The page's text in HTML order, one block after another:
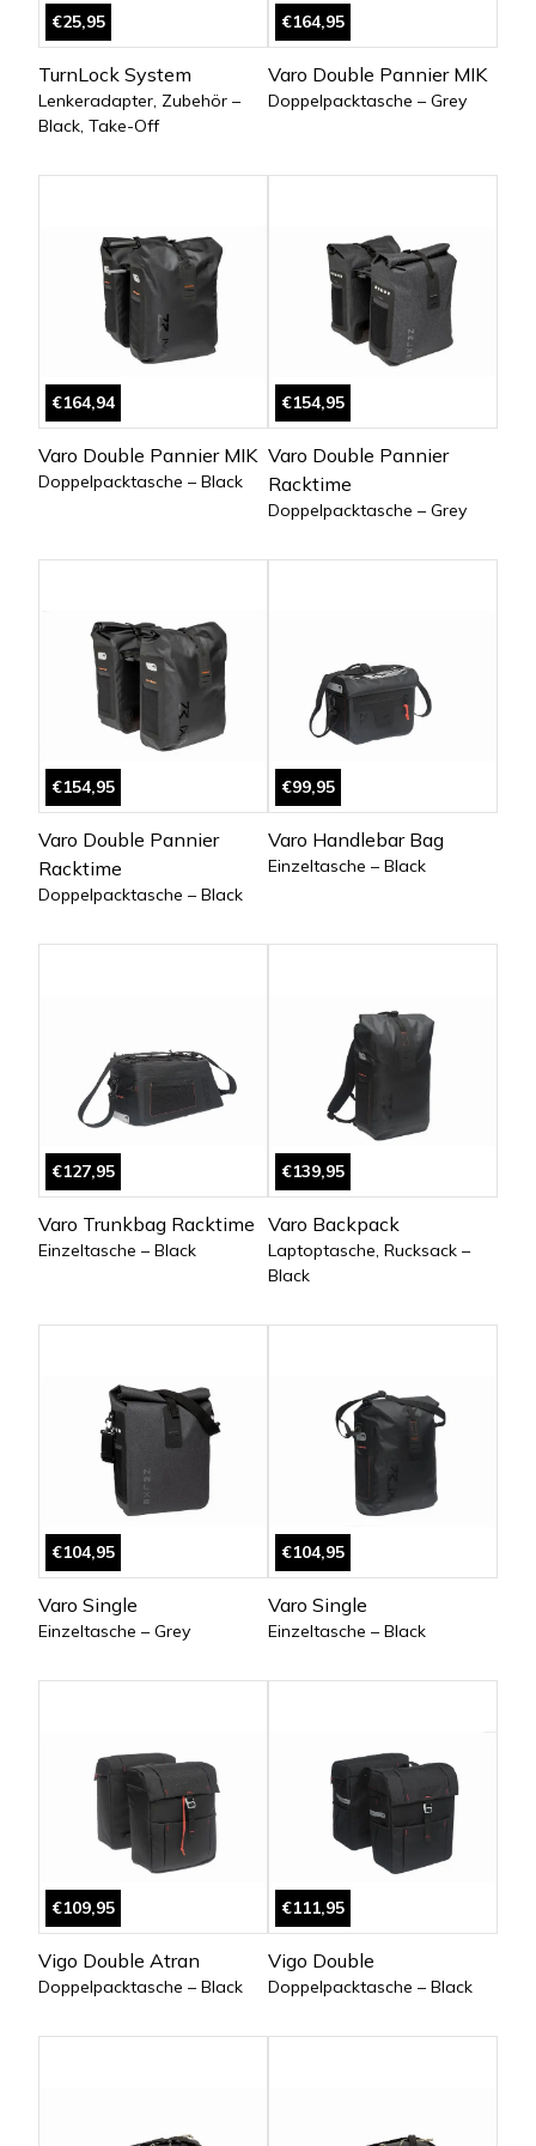
€25,95
TurnLock System
Lenkeradapter, Zubehör –
Black, Take-Off
€164,95
Varo Double Pannier MIK
Doppelpacktasche – Grey
€164,94
Varo Double Pannier MIK
Doppelpacktasche – Black
€154,95
Varo Double Pannier
Racktime
Doppelpacktasche – Grey
€154,95
Varo Double Pannier
Racktime
Doppelpacktasche – Black
€99,95
Varo Handlebar Bag
Einzeltasche – Black
€127,95
Varo Trunkbag Racktime
Einzeltasche – Black
€139,95
Varo Backpack
Laptoptasche, Rucksack –
Black
€104,95
Varo Single
Einzeltasche – Grey
€104,95
Varo Single
Einzeltasche – Black
€109,95
Vigo Double Atran
Doppelpacktasche – Black
€111,95
Vigo Double
Doppelpacktasche – Black